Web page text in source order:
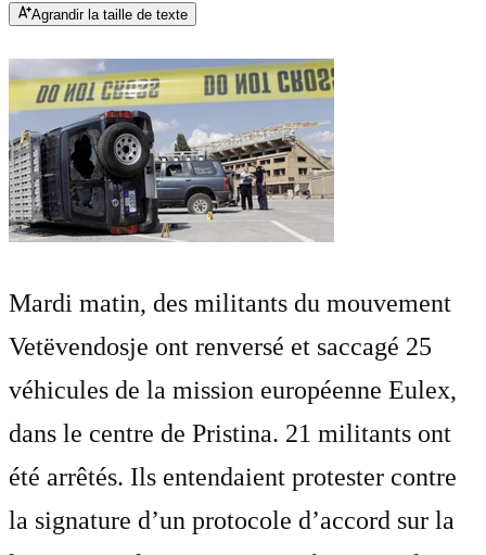
Agrandir la taille de texte
Mardi matin, des militants du mouvement
Vetëvendosje ont renversé et saccagé 25
véhicules de la mission européenne Eulex,
dans le centre de Pristina. 21 militants ont
été arrêtés. Ils entendaient protester contre
la signature d’un protocole d’accord sur la